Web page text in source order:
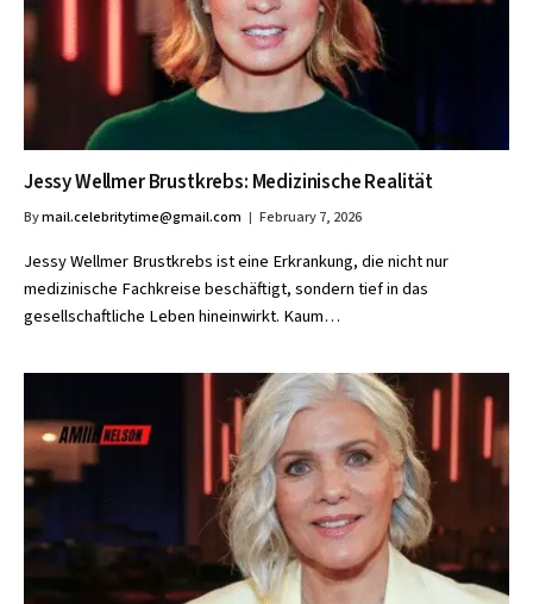
Jessy Wellmer Brustkrebs: Medizinische Realität
Bymail.celebritytime@gmail.com February 7, 2026
Jessy Wellmer Brustkrebs ist eine Erkrankung, die nicht nur
medizinische Fachkreise beschäftigt, sondern tief in das
gesellschaftliche Leben hineinwirkt. Kaum…